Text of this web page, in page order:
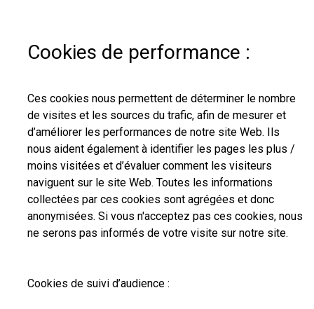
Cookies de performance :
Ces cookies nous permettent de déterminer le nombre
de visites et les sources du trafic, afin de mesurer et
d’améliorer les performances de notre site Web. Ils
nous aident également à identifier les pages les plus /
moins visitées et d’évaluer comment les visiteurs
naviguent sur le site Web. Toutes les informations
collectées par ces cookies sont agrégées et donc
anonymisées. Si vous n'acceptez pas ces cookies, nous
ne serons pas informés de votre visite sur notre site.
Cookies de suivi d’audience :